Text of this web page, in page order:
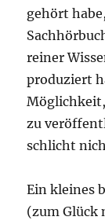
gehört
reiner
produziert
zu
schlicht
Ein kleines
(zum Glück